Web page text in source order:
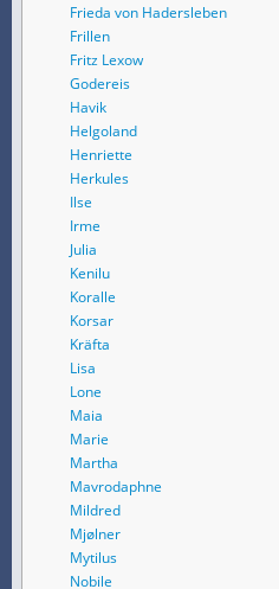
Frieda von Hadersleben
Frillen
Fritz Lexow
Godereis
Havik
Helgoland
Henriette
Herkules
Ilse
Irme
Julia
Kenilu
Koralle
Korsar
Kräfta
Lisa
Lone
Maia
Marie
Martha
Mavrodaphne
Mildred
Mjølner
Mytilus
Nobile